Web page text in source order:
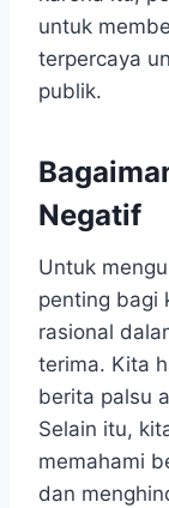
untuk
terpercaya
publik.
Negatif
Untuk
penting bagi
rasional
terima. Kita
berita palsu
Selain itu,
memahami
dan